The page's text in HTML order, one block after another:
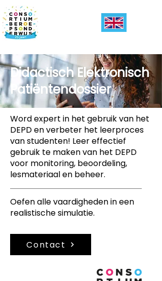
Didactisch Elektronisch
Patiëntendossier
Word expert in het gebruik van het
DEPD en verbeter het leerproces
van studenten! Leer effectief
gebruik te maken van het DEPD
voor monitoring, beoordeling,
lesmateriaal en beheer.
Oefen alle vaardigheden in een
realistische simulatie.
Contact